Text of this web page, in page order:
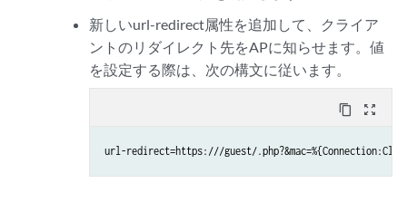
新しいurl-redirect属性を追加して、クライア
ントのリダイレクト先をAPに知らせます。値
を設定する際は、次の構文に従います。
content_copy zoom_out_map
url-redirect=https:///guest/